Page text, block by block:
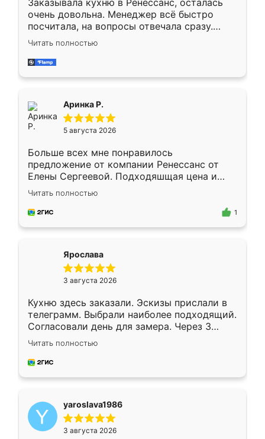
Заказывала кухню в Ренессанс, осталась
очень довольна. Менеджер всё быстро
посчитала, на вопросы отвечала сразу.
Замерщик приехал в субботу, подошёл к
делу со всей ответственностью. Собрали
за день, ребята работали аккуратно, даже
Читать полностью
Аринка Р.
5 августа 2026
Больше всех мне понравилось
предложение от компании Ренессанс от
Елены Сергеевой. Подходяшщая цена и
короткие сроки изготовления. Приехавший
для замера сотрудник Владислав
предложил по моему эскизу самый
Читать полностью
1
Ярослава
3 августа 2026
Кухню здесь заказали. Эскизы прислали в
телеграмм. Выбрали наиболее подходящий.
Согласовали день для замера. Через 3
недели кухня была уже готова. Остались
довольны работой. Спасибо Ренессанс
мебель за качественную работу!
Читать полностью
yaroslava1986
3 августа 2026